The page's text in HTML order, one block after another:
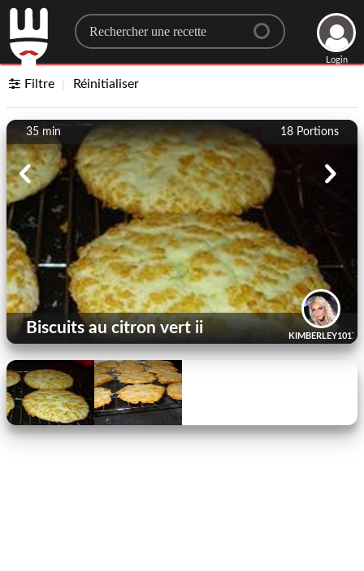
Search for a recipe
Login
Filtre Réinitialiser
18 Portions
35 min
KIMBERLEY1017
Biscuits au citron vert ii